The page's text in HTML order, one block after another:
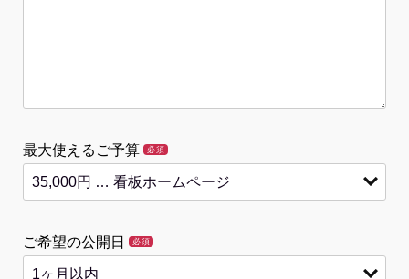
最大使えるご予算 必須
ご希望の公開日 必須